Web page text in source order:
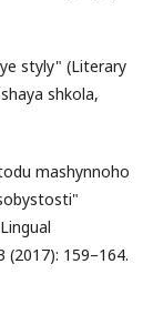
styly" (Literary
shkola,
mashynnoho
159–164.